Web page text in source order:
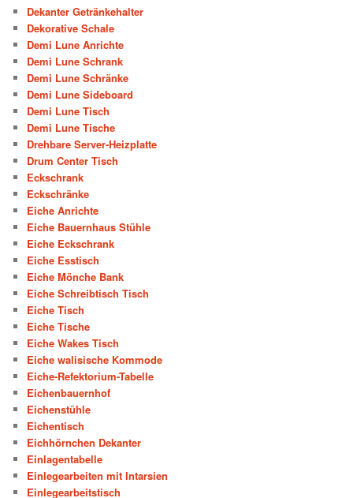
Dekanter Getränkehalter
Dekorative Schale
Demi Lune Anrichte
Demi Lune Schrank
Demi Lune Schränke
Demi Lune Sideboard
Demi Lune Tisch
Demi Lune Tische
Drehbare Server-Heizplatte
Drum Center Tisch
Eckschrank
Eckschränke
Eiche Anrichte
Eiche Bauernhaus Stühle
Eiche Eckschrank
Eiche Esstisch
Eiche Mönche Bank
Eiche Schreibtisch Tisch
Eiche Tisch
Eiche Tische
Eiche Wakes Tisch
Eiche walisische Kommode
Eiche-Refektorium-Tabelle
Eichenbauernhof
Eichenstühle
Eichentisch
Eichhörnchen Dekanter
Einlagentabelle
Einlegearbeiten mit Intarsien
Einlegearbeitstisch